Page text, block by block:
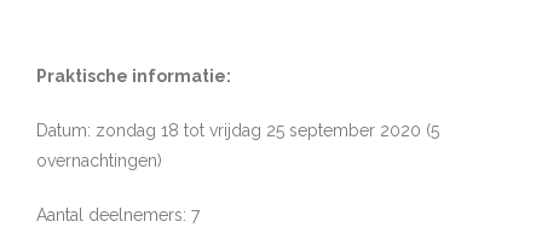
Praktische informatie:
Datum: zondag 18 tot vrijdag 25 september 2020 (5
overnachtingen)
Aantal deelnemers: 7